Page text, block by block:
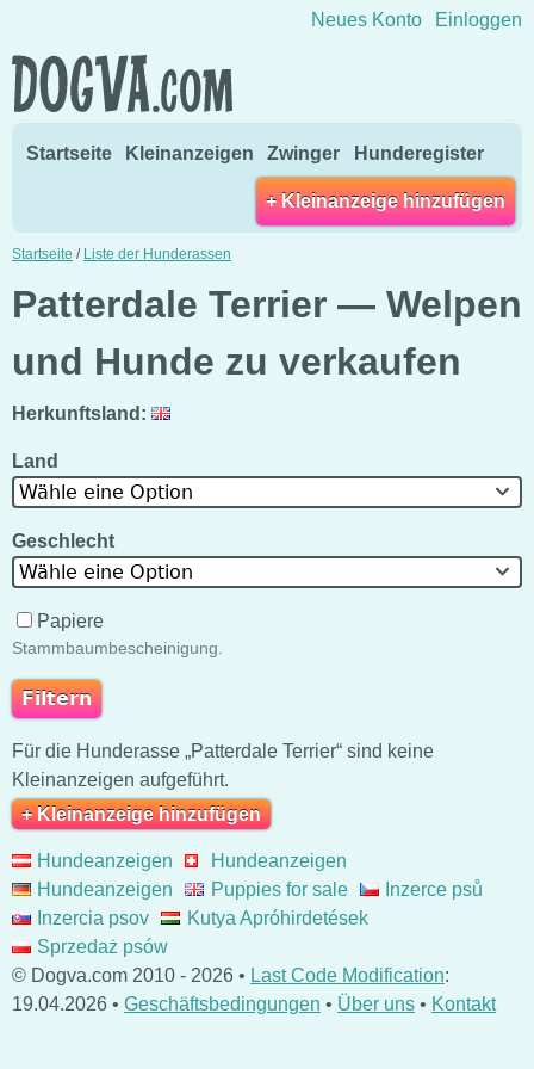
Direkt zum Inhalt wechseln
Neues Konto Einloggen
Startseite Kleinanzeigen Zwinger Hunderegister
+ Kleinanzeige hinzufügen
Startseite / Liste der Hunderassen
Patterdale Terrier — Welpen
und Hunde zu verkaufen
Herkunftsland:
Land
Wähle eine Option
Geschlecht
Wähle eine Option
Papiere
Stammbaumbescheinigung.
Für die Hunderasse „Patterdale Terrier“ sind keine
Kleinanzeigen aufgeführt.
+ Kleinanzeige hinzufügen
Hundeanzeigen
Hundeanzeigen
Hundeanzeigen
Puppies for sale
Inzerce psů
Inzercia psov
Kutya Apróhirdetések
Sprzedaż psów
© Dogva.com 2010 - 2026 • Last Code Modification:
19.04.2026 • Geschäftsbedingungen • Über uns • Kontakt